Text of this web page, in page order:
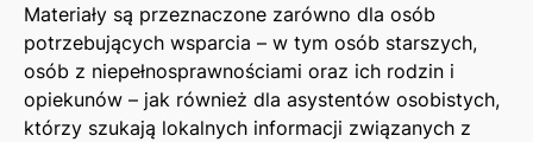
Materiały są przeznaczone zarówno dla osób
potrzebujących wsparcia – w tym osób starszych,
osób z niepełnosprawnościami oraz ich rodzin i
opiekunów – jak również dla asystentów osobistych,
którzy szukają lokalnych informacji związanych z